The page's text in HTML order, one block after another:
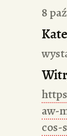
8
aw-
cos-